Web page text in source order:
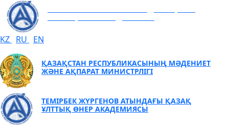
KZ RU EN
ҚАЗАҚСТАН РЕСПУБЛИКАСЫНЫҢ МӘДЕНИЕТ
ЖӘНЕ АҚПАРАТ МИНИСТРЛІГІ
ТЕМІРБЕК ЖҮРГЕНОВ АТЫНДАҒЫ ҚАЗАҚ
ҰЛТТЫҚ ӨНЕР АКАДЕМИЯСЫ